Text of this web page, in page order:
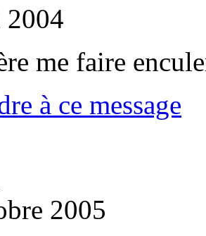
2004
me faire
à ce message
2005